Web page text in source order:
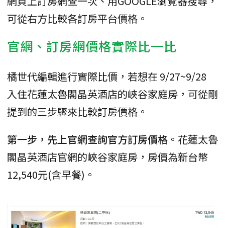
可從右方比較各訂房平台價格。
官網、訂房網價格實際比一比
橘世代編輯進行實際比價，若想在 9/27~9/28
入住花蓮太魯閣晶英酒店的峽谷家庭房，可從剛
提到的三步驟來比較訂房價格。
第一步，先上官網查詢官方訂房價格 。花蓮太魯
閣晶英酒店官網的峽谷家庭房，房價為新台幣
12,540元(含早餐)。